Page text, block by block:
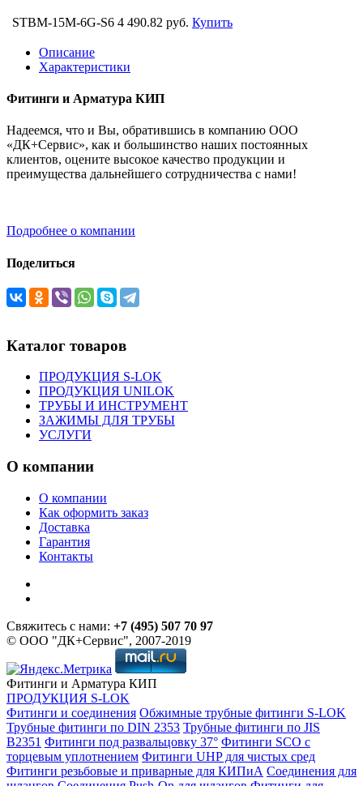
STBM-15M-6G-S6 4 490.82 руб. Купить
Описание
Характеристики
Фитинги и Арматура КИП
Надеемся, что и Вы, обратившись в компанию ООО
«ДК+Сервис», как и большинство наших постоянных
клиентов, оцените высокое качество продукции и
преимущества дальнейшего сотрудничества с нами!
Подробнее о компании
Поделиться
Каталог товаров
ПРОДУКЦИЯ S-LOK
ПРОДУКЦИЯ UNILOK
ТРУБЫ И ИНСТРУМЕНТ
ЗАЖИМЫ ДЛЯ ТРУБЫ
УСЛУГИ
О компании
О компании
Как оформить заказ
Доставка
Гарантия
Контакты
Свяжитесь с нами: +7 (495) 507 70 97
© ООО "ДК+Сервис", 2007-2019
Фитинги и Арматура КИП
ПРОДУКЦИЯ S-LOK
Фитинги и соединения Обжимные трубные фитинги S-LOK
Трубные фитинги по DIN 2353 Трубные фитинги по JIS
B2351 Фитинги под развальцовку 37° Фитинги SCO с
торцевым уплотнением Фитинги UHP для чистых сред
Фитинги резьбовые и приварные для КИПиА Соединения для